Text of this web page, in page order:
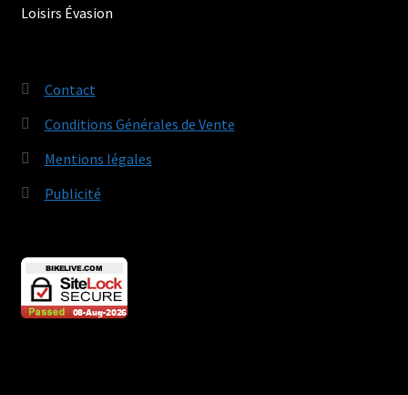
Contact
Conditions Générales de Vente
Mentions légales
Publicité